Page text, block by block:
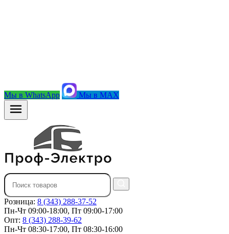
Мы в WhatsApp Мы в MAX
Розница: 8 (343) 288-37-52
Пн-Чт 09:00-18:00, Пт 09:00-17:00
Опт: 8 (343) 288-39-62
Пн-Чт 08:30-17:00, Пт 08:30-16:00